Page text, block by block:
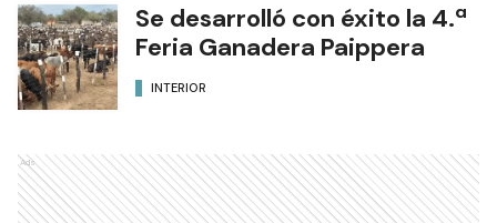
Se desarrolló con éxito la 4.ª
Feria Ganadera Paippera
INTERIOR
Ads